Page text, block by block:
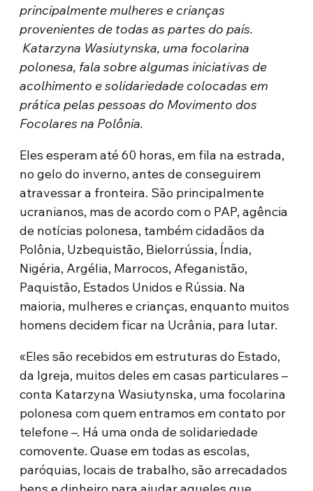
principalmente mulheres e crianças
provenientes de todas as partes do país.
Katarzyna Wasiutynska, uma focolarina
polonesa, fala sobre algumas iniciativas de
acolhimento e solidariedade colocadas em
prática pelas pessoas do Movimento dos
Focolares na Polônia.
Eles esperam até 60 horas, em fila na estrada,
no gelo do inverno, antes de conseguirem
atravessar a fronteira. São principalmente
ucranianos, mas de acordo com o PAP, agência
de notícias polonesa, também cidadãos da
Polônia, Uzbequistão, Bielorrússia, Índia,
Nigéria, Argélia, Marrocos, Afeganistão,
Paquistão, Estados Unidos e Rússia. Na
maioria, mulheres e crianças, enquanto muitos
homens decidem ficar na Ucrânia, para lutar.
«Eles são recebidos em estruturas do Estado,
da Igreja, muitos deles em casas particulares –
conta Katarzyna Wasiutynska, uma focolarina
polonesa com quem entramos em contato por
telefone –. Há uma onda de solidariedade
comovente. Quase em todas as escolas,
paróquias, locais de trabalho, são arrecadados